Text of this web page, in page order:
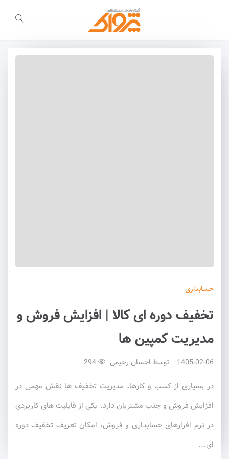
حسابداری
تخفیف دوره ای کالا | افزایش فروش و
مدیریت کمپین ها
1405-02-06 توسط احسان رحیمی
در بسیاری از کسب و کارها، مدیریت تخفیف ها نقش مهمی در
افزایش فروش و جذب مشتریان دارد. یکی از قابلیت های کاربردی
در نرم افزارهای حسابداری و فروش، امکان تعریف تخفیف دوره
ای...